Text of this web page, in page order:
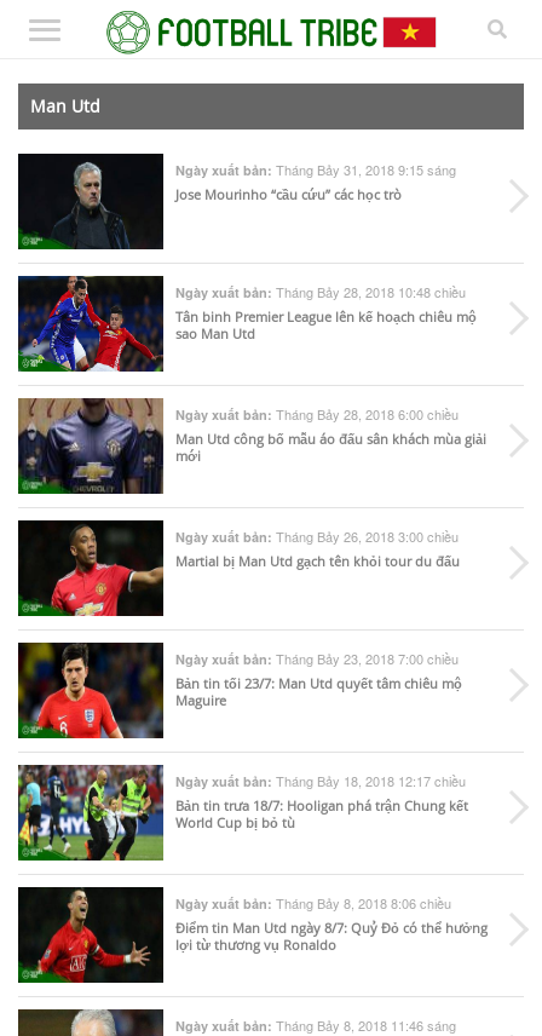
Man Utd
Ngày xuất bản: Tháng Bảy 31, 2018 9:15 sáng
Jose Mourinho “cầu cứu” các học trò
Ngày xuất bản: Tháng Bảy 28, 2018 10:48 chiều
Tân binh Premier League lên kế hoạch chiêu mộ
sao Man Utd
Ngày xuất bản: Tháng Bảy 28, 2018 6:00 chiều
Man Utd công bố mẫu áo đấu sân khách mùa giải
mới
Ngày xuất bản: Tháng Bảy 26, 2018 3:00 chiều
Martial bị Man Utd gạch tên khỏi tour du đấu
Ngày xuất bản: Tháng Bảy 23, 2018 7:00 chiều
Bản tin tối 23/7: Man Utd quyết tâm chiêu mộ
Maguire
Ngày xuất bản: Tháng Bảy 18, 2018 12:17 chiều
Bản tin trưa 18/7: Hooligan phá trận Chung kết
World Cup bị bỏ tù
Ngày xuất bản: Tháng Bảy 8, 2018 8:06 chiều
Điểm tin Man Utd ngày 8/7: Quỷ Đỏ có thể hưởng
lợi từ thương vụ Ronaldo
Ngày xuất bản: Tháng Bảy 8, 2018 11:46 sáng